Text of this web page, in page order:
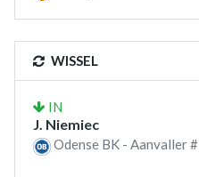
WISSEL
IN
J. Niemiec
Odense BK - Aanvaller #